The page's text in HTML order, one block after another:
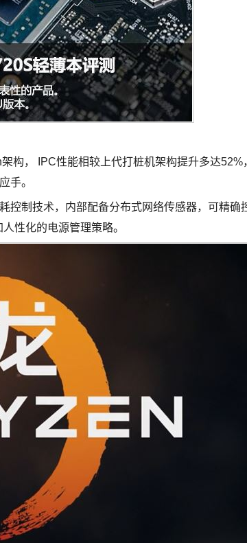
构， IPC性能相较上代打桩机架构提升多达52%
手。
控制技术，内部配备分布式网络传感器，可精确
性化的电源管理策略。